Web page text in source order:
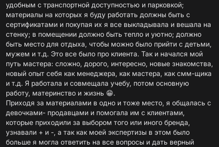
удобным с транспортной доступностью и парковкой;
материалы на которых я буду работать должны быть с
сертификатами и покупая их я все выкладывала и вешала на
стенку; в помещении должно быть тепло и уютно; должно
быть место для отдыха, чтобы можно было прийти с детьми,
мужем и т.д. Это все было про клиента. Так и начался мой
путь мастера: сложно, дорого, интересно, новые знакомства,
новый опыт себя как менеджера, как мастера, как смм-щика
и т.д. Я работала и совмещала учебу, потом основную
работу, материнство и жизнь 😁.
Приходя за материалами в одно и тоже место, я общалась с
девочками- продавцами и помогала им с клиентами,
которые приходили за выбором того или иного бренда,
узнавали + и -, а так как моей экспертизы в этом было
больше я могла ответить на все вопросы и дать верный